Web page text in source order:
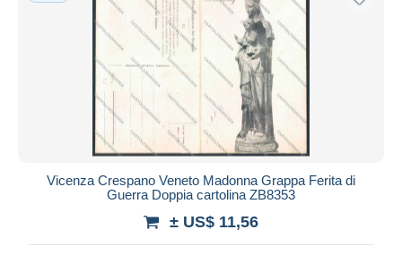
Vicenza Crespano Veneto Madonna Grappa Ferita di
Guerra Doppia cartolina ZB8353
± US$ 11,56